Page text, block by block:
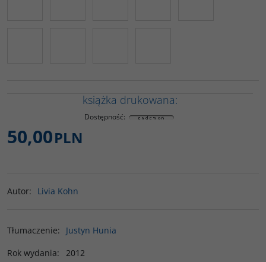
książka drukowana:
Dostępność:
50,00PLN
Autor: Livia Kohn
Tłumaczenie:
Justyn Hunia
Rok wydania:
2012